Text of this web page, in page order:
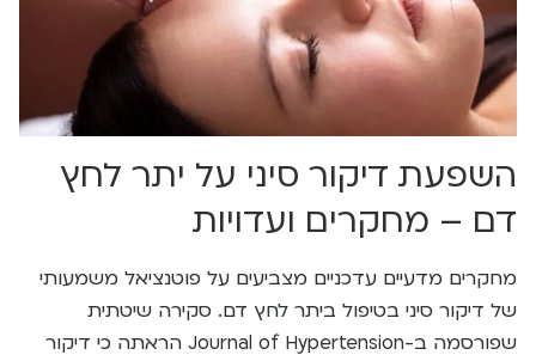
השפעת דיקור סיני על יתר לחץ
דם – מחקרים ועדויות
מחקרים מדעיים עדכניים מצביעים על פוטנציאל משמעותי
של דיקור סיני בטיפול ביתר לחץ דם. סקירה שיטתית
שפורסמה ב-Journal of Hypertension הראתה כי דיקור